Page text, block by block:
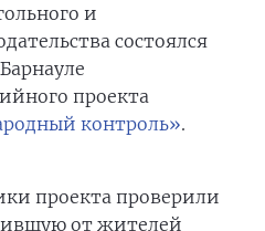
и
состоялся
проекта
контроль».
проекта проверили
от жителей